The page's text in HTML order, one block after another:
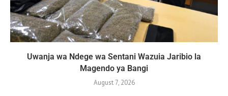
Uwanja wa Ndege wa Sentani Wazuia Jaribio la
Magendo ya Bangi
August 7, 2026